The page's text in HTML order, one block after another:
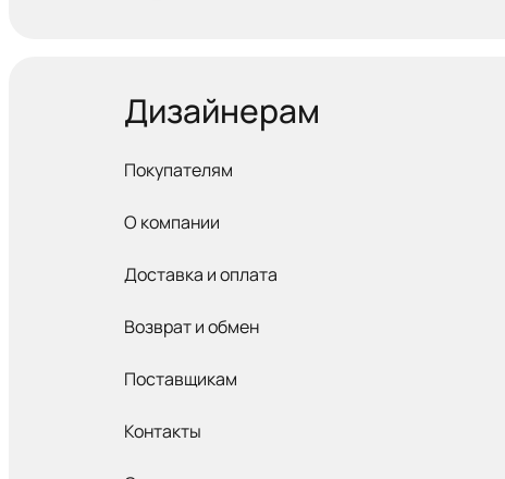
Дизайнерам
Покупателям
О компании
Доставка и оплата
Возврат и обмен
Поставщикам
Контакты